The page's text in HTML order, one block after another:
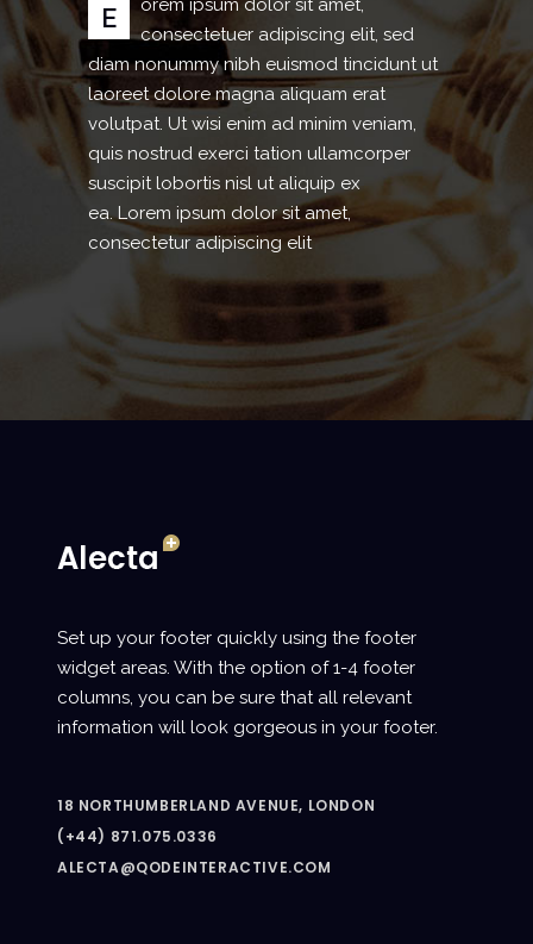
E
orem ipsum dolor sit amet,
consectetuer adipiscing elit, sed
diam nonummy nibh euismod tincidunt ut
laoreet dolore magna aliquam erat
volutpat. Ut wisi enim ad minim veniam,
quis nostrud exerci tation ullamcorper
suscipit lobortis nisl ut aliquip ex
ea. Lorem ipsum dolor sit amet,
consectetur adipiscing elit
Set up your footer quickly using the footer
widget areas. With the option of 1-4 footer
columns, you can be sure that all relevant
information will look gorgeous in your footer.
18 NORTHUMBERLAND AVENUE, LONDON
(+44) 871.075.0336
ALECTA@QODEINTERACTIVE.COM